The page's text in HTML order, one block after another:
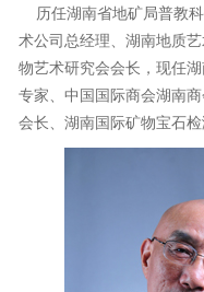
历任湖南省地矿局普教
术公司总经理、湖南地质
物艺术研究会会长，现任
专家、中国国际商会湖南
会长、湖南国际矿物宝石